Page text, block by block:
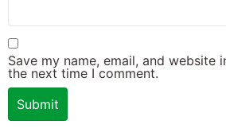
Save my name, email, and website
the next time I comment.